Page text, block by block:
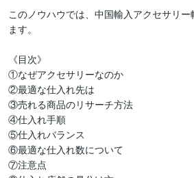
このノウハウでは、中国輸入アクセサリ
ます。
《目次》
①なぜアクセサリーなのか
②最適な仕入れ先は
③売れる商品のリサーチ方法
④仕入れ手順
⑤仕入れバランス
⑥最適な仕入れ数について
⑦注意点